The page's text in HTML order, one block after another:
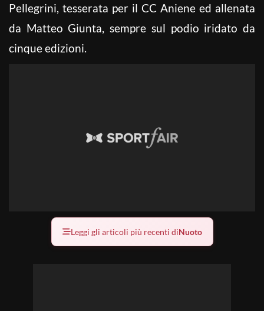
Pellegrini, tesserata per il CC Aniene ed allenata
da Matteo Giunta, sempre sul podio iridato da
cinque edizioni.
Leggi gli articoli più recenti diNuoto